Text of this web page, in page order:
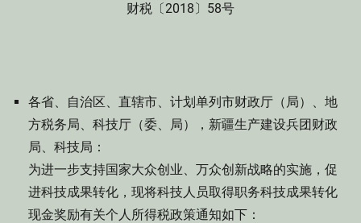
财税〔2018〕58号
各省、自治区、直辖市、计划单列市财政厅（局）、地
方税务局、科技厅（委、局），新疆生产建设兵团财政
局、科技局：
为进一步支持国家大众创业、万众创新战略的实施，促
进科技成果转化，现将科技人员取得职务科技成果转化
现金奖励有关个人所得税政策通知如下：